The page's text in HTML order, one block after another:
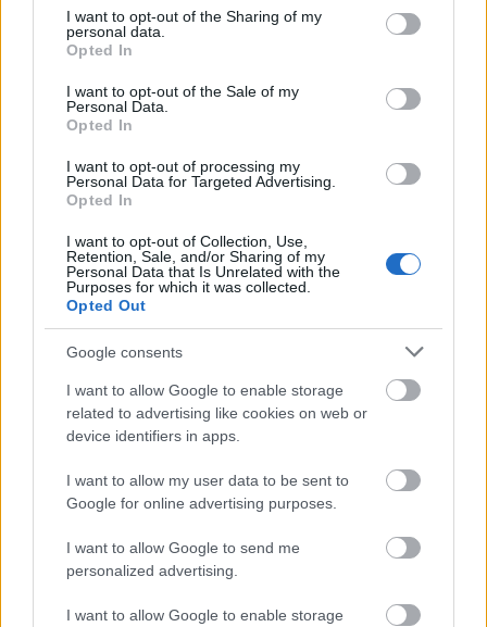
not limited to your visit or usage behaviour. You may click to
grant or deny consent to Google and its third-party tags to
use your data for below specified purposes in below Google
consent section.
I want to opt-out of the Sharing of my
personal data.
Opted In
I want to opt-out of the Sale of my
Personal Data.
Opted In
I want to opt-out of processing my
Personal Data for Targeted Advertising.
Opted In
I want to opt-out of Collection, Use,
Retention, Sale, and/or Sharing of my
Personal Data that Is Unrelated with the
Purposes for which it was collected.
Opted Out
Google consents
I want to allow Google to enable storage
related to advertising like cookies on web or
device identifiers in apps.
I want to allow my user data to be sent to
Google for online advertising purposes.
I want to allow Google to send me
personalized advertising.
I want to allow Google to enable storage
Nagy igazolás - Sokszoros bajnok érkezik a
egészségügyi intézményekben?